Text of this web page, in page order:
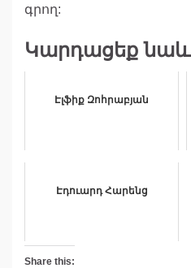
գրող:
Կարդացեք նաև
Էլֆիք Զոհրաբյան
Էդուարդ Հարենց
Share this: